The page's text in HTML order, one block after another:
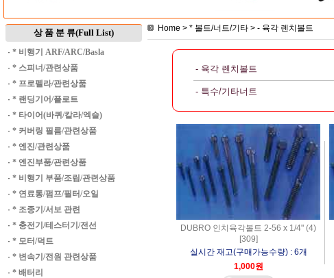
상 품 분 류(Full List)
· * 비행기 ARF/ARC/Basla
· * 스피너/관련상품
· * 프로펠라/관련상품
· * 랜딩기어/플로트
· * 타이어(바퀴/칼라/엑슬)
· * 커버링 필름/관련상품
· * 엔진/관련상품
· * 엔진부품/관련상품
· * 비행기 부품/조립/관련상품
· * 연료통/펌프/필터/오일
· * 조종기/서보 관련
· * 충전기/테스터기/전선
· * 모터/덕트
· * 변속기/전원 관련상품
· * 배터리
Home > * 볼트/너트/기타 > - 육각 렌치볼트
- 육각 렌치볼트
- 특수/기타너트
DUBRO 인치육각볼트 2-56 x 1/4" (4)
[309]
실시간 재고(구매가능수량) : 6개
1,000원